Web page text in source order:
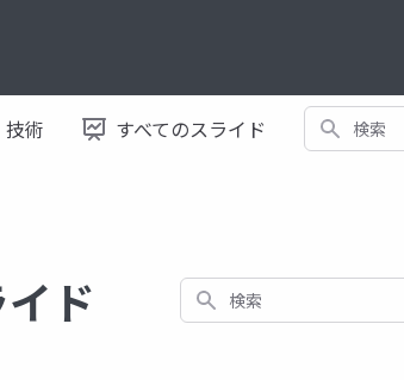
術 すべてのスライド 検索
ド 検索